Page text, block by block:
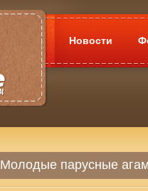
Новости
Молодые парусные